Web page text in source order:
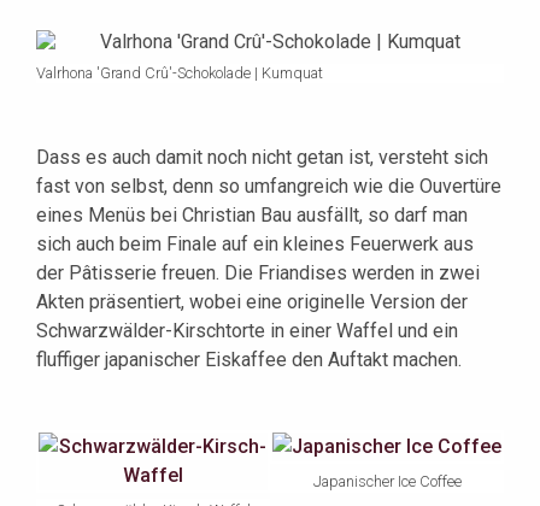
Valrhona 'Grand Crû'-Schokolade | Kumquat
Dass es auch damit noch nicht getan ist, versteht sich
fast von selbst, denn so umfangreich wie die Ouvertüre
eines Menüs bei Christian Bau ausfällt, so darf man
sich auch beim Finale auf ein kleines Feuerwerk aus
der Pâtisserie freuen. Die Friandises werden in zwei
Akten präsentiert, wobei eine originelle Version der
Schwarzwälder-Kirschtorte in einer Waffel und ein
fluffiger japanischer Eiskaffee den Auftakt machen.
Japanischer Ice Coffee